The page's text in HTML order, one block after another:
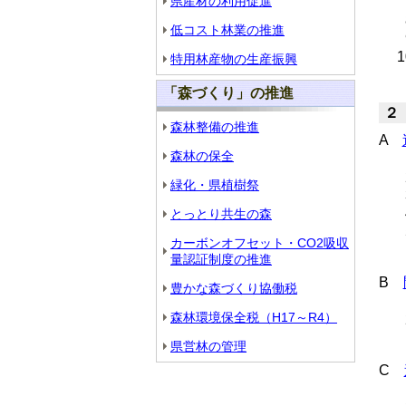
低コスト林業の推進
特用林産物の生産振興
「森づくり」の推進
森林整備の推進
森林の保全
緑化・県植樹祭
とっとり共生の森
カーボンオフセット・CO2吸収
量認証制度の推進
豊かな森づくり協働税
森林環境保全税（H17～R4）
県営林の管理
A
B
C